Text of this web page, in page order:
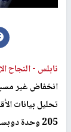
نابلس -النجاح
انخفاض غير
205 وحدة دوبسون